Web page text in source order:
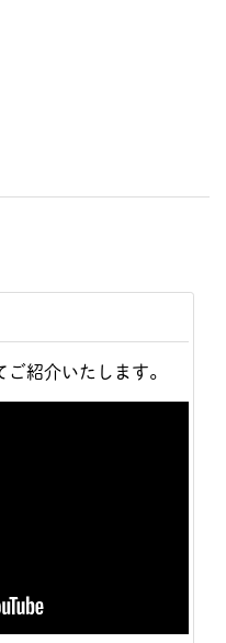
紹介いたします。